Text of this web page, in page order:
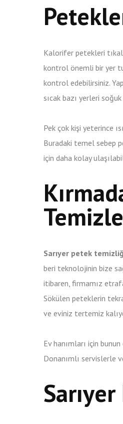
Kalorifer petekleri
kontrol önemli bir yer
kontrol edebilirsiniz.
sıcak bazı yerleri
Pek çok kişi yeterince
Buradaki temel sebep
için daha kolay
Sarıyer petek
beri teknolojinin bize
itibaren, firmamız
Sökülen peteklerin
ve eviniz tertemiz
Ev hanımları için
Donanımlı servislerle